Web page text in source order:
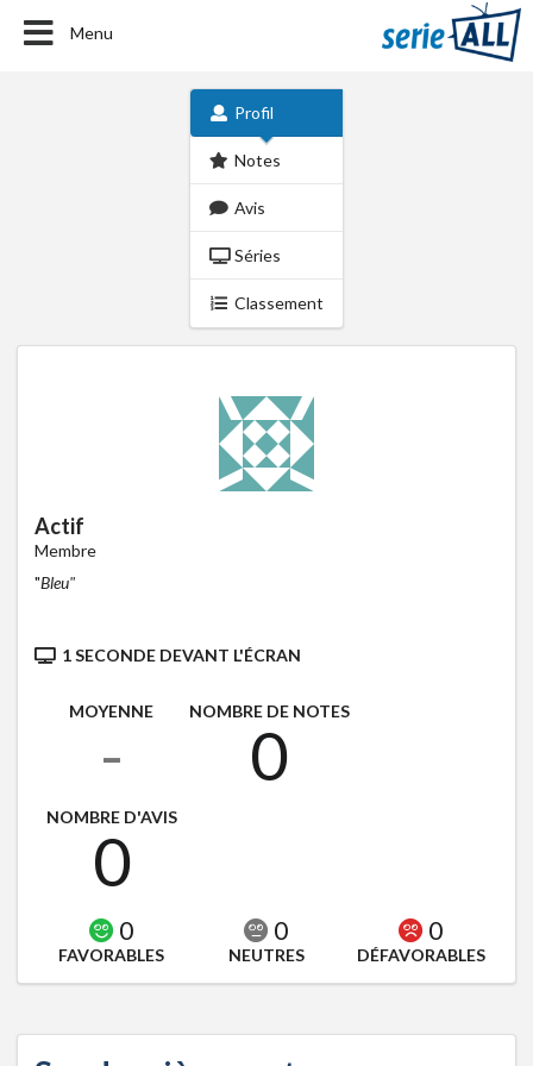
Menu
Profil
Notes
Avis
Séries
Classement
Actif
Membre
"Bleu"
1 SECONDE DEVANT L'ÉCRAN
MOYENNE
-
NOMBRE DE NOTES
0
NOMBRE D'AVIS
0
0
FAVORABLES
0
NEUTRES
0
DÉFAVORABLES